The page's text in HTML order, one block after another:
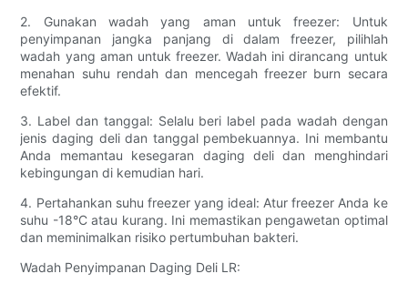
2. Gunakan wadah yang aman untuk freezer: Untuk
penyimpanan jangka panjang di dalam freezer, pilihlah
wadah yang aman untuk freezer. Wadah ini dirancang untuk
menahan suhu rendah dan mencegah freezer burn secara
efektif.
3. Label dan tanggal: Selalu beri label pada wadah dengan
jenis daging deli dan tanggal pembekuannya. Ini membantu
Anda memantau kesegaran daging deli dan menghindari
kebingungan di kemudian hari.
4. Pertahankan suhu freezer yang ideal: Atur freezer Anda ke
suhu -18°C atau kurang. Ini memastikan pengawetan optimal
dan meminimalkan risiko pertumbuhan bakteri.
Wadah Penyimpanan Daging Deli LR: